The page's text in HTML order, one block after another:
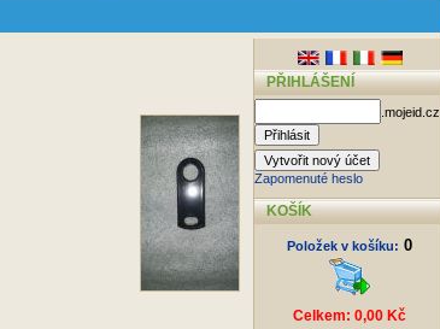
PŘIHLÁŠENÍ
.mojeid.cz
Zapomenuté heslo
KOŠÍK
Položek v košíku: 0
Celkem: 0,00 Kč